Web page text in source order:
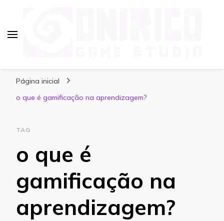
Página inicial
o que é gamificação na aprendizagem?
TAG
o que é
gamificação na
aprendizagem?